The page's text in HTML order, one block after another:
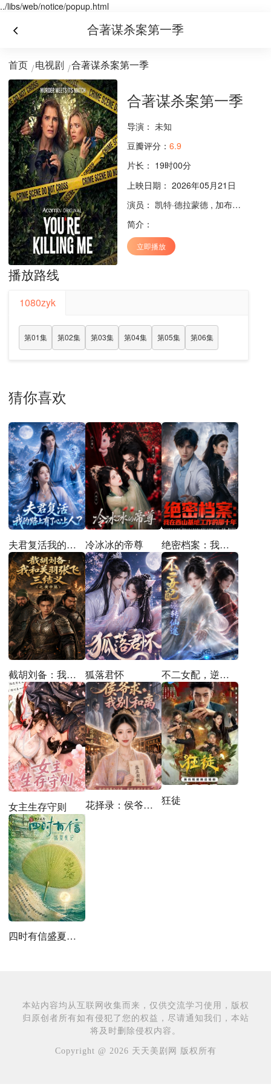
../libs/web/notice/popup.html
合著谋杀案第一季
首页 电视剧 合著谋杀案第一季
合著谋杀案第一季
导演： 未知
豆瓣评分： 6.9
片长： 19时00分
上映日期： 2026年05月21日
演员： 凯特·德拉蒙德 , 加布里埃尔·布拉法托
简介：
立即播放
播放路线
1080zyk
第01集 第02集 第03集 第04集 第05集 第06集
猜你喜欢
夫君复活我的路上有了心上人 冷冰冰的帝尊 绝密档案：我在西山基地工作的那十年
截胡刘备：我和关羽张飞三结义之黄巾篇 狐落君怀 不二女配，逆转仙途
女主生存守则 花择录：侯爷求我别和离 狂徒
四时有信盛夏札记
本站内容均从互联网收集而来，仅供交流学习使用，版权
归原创者所有如有侵犯了您的权益，尽请通知我们，本站
将及时删除侵权内容。
Copyright @ 2026 天天美剧网 版权所有